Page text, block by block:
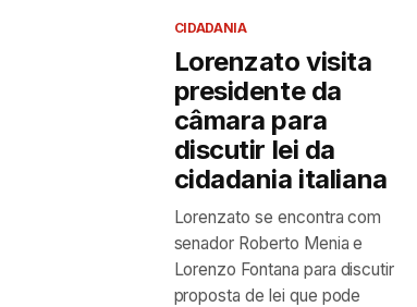
CIDADANIA
Lorenzato visita
presidente da
câmara para
discutir lei da
cidadania italiana
Lorenzato se encontra com
senador Roberto Menia e
Lorenzo Fontana para discutir
proposta de lei que pode